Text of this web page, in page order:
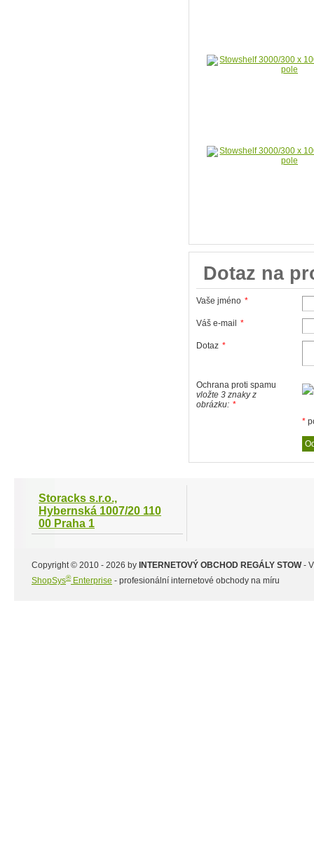
Dotaz na
Vaše jméno *
Váš e-mail *
Dotaz *
Ochrana proti spamu
vložte 3 znaky z
obrázku: *
*
Storacks s.r.o.,
Hybernská 1007/20 110
00 Praha 1
Copyright © 2010 - 2026 by INTERNETOVÝ OBCHOD REGÁLY STOW-
ShopSys®Enterprise - profesionální internetové obchody na míru